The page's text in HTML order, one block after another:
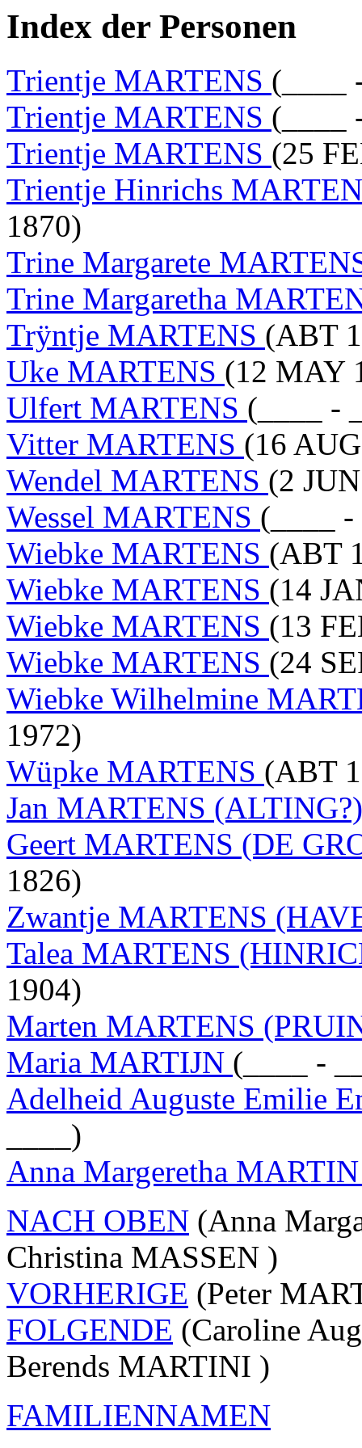
Index der Personen
Trientje MARTENS (____
Trientje MARTENS (____
Trientje MARTENS (25
Trientje Hinrichs
1870)
Trine Margarete
Trine Margaretha
Trÿntje MARTENS (ABT
Uke MARTENS (12 MAY
Ulfert MARTENS (____ -
Vitter MARTENS (16
Wendel MARTENS (2
Wessel MARTENS (____
Wiebke MARTENS (ABT
Wiebke MARTENS (14
Wiebke MARTENS (13
Wiebke MARTENS (24
Wiebke Wilhelmine
1972)
Wüpke MARTENS (ABT
Jan MARTENS
Geert MARTENS (DE
1826)
Zwantje MARTENS
Talea MARTENS
1904)
Marten MARTENS
Maria MARTIJN (____ -
Adelheid Auguste Emilie
____)
Anna Margeretha
NACH OBEN (Anna
Christina MASSEN )
VORHERIGE (Peter
FOLGENDE (Caroline
Berends MARTINI )
FAMILIENNAMEN